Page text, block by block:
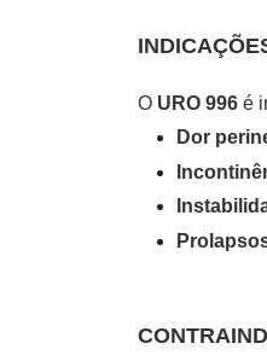
O URO 996 é
Dor